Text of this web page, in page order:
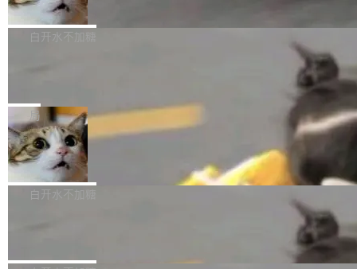
Z Flip8三款折叠屏新机均在7月22日发布，且全
部搭载骁龙8 Elite Gen5 for Galaxy，它们本该
眼的位置：「Software is made between com
mits」——软件是在 commit 之间写出来的。git
是把这段空隙补上。 回退到任何一次编辑：Delt
aDB 捕获 commit 之间的每一次操作，...
根据风险投资人Tomer Tunguz 博客（VC 分
析）披露的最新分析与第二季度业绩报告，Spac
微软同期总资本开支的四成。 与亚马逊、Alpha
bet、微软以及 Meta 等传统科技巨头相比，Spa
ceXAI的资金消耗速度尤为引人瞩目。然而，支
撑庞大支出的资金来源却呈现出截然不同的面
貌。数据显示，微软和 Meta 主要依托充沛的经
白开水不加糖
一个在终端里运行的编程 agent；Muse Spark
1.2，驱动这个 agent 的新模型。一句话概括：
你可以用 curl -fsSL https://dev.meta.ai/install.
sh | bash 安装一个能在大项目里自动规划、写
代码、验证结果的 AI 终端工具。 据介绍，Muse
个主 agent 循环，外加一组后台 agent。这些后
局
美团开源 LoHoSearch，用知识图谱校
准 AI 能力认知
机器出题的前提，是让机器拥有全局视野。整个
构建流程可以分为四个环节：建图 → 控制难度
白开水不加糖